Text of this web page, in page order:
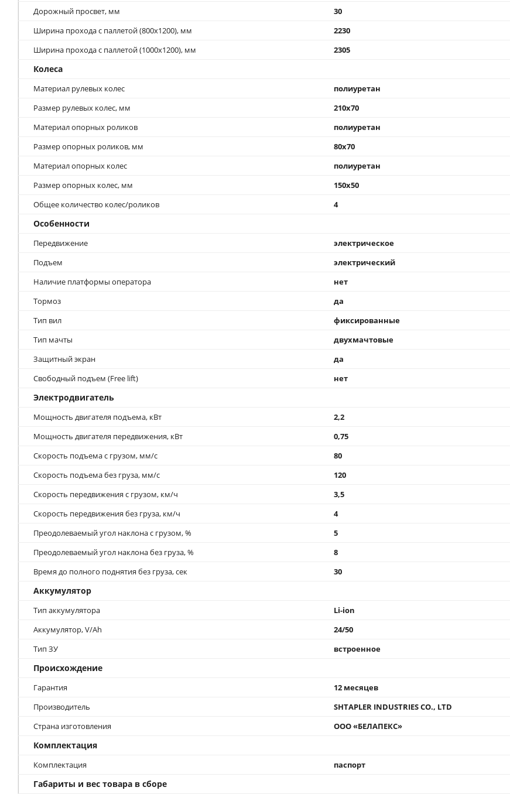
Дорожный просвет, мм
30
Ширина прохода с паллетой (800х1200), мм
2230
Ширина прохода с паллетой (1000х1200), мм
2305
Колеса
Материал рулевых колес
полиуретан
Размер рулевых колес, мм
210х70
Материал опорных роликов
полиуретан
Размер опорных роликов, мм
80х70
Материал опорных колес
полиуретан
Размер опорных колес, мм
150x50
Общее количество колес/роликов
4
Особенности
Передвижение
электрическое
Подъем
электрический
Наличие платформы оператора
нет
Тормоз
да
Тип вил
фиксированные
Тип мачты
двухмачтовые
Защитный экран
да
Свободный подъем (Free lift)
нет
Электродвигатель
Мощность двигателя подъема, кВт
2,2
Мощность двигателя передвижения, кВт
0,75
Скорость подъема с грузом, мм/с
80
Скорость подъема без груза, мм/с
120
Скорость передвижения с грузом, км/ч
3,5
Скорость передвижения без груза, км/ч
4
Преодолеваемый угол наклона с грузом, %
5
Преодолеваемый угол наклона без груза, %
8
Время до полного поднятия без груза, сек
30
Аккумулятор
Тип аккумулятора
Li-ion
Аккумулятор, V/Ah
24/50
Тип ЗУ
встроенное
Происхождение
Гарантия
12 месяцев
Производитель
SHTAPLER INDUSTRIES CO., LTD
Страна изготовления
ООО «БЕЛАПЕКС»
Комплектация
Комплектация паспорт
Габариты и вес товара в сборе